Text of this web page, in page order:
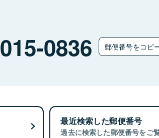
015-0836 郵便番号をコピ
最近検索した郵便番号
過去に検索した郵便番号をご